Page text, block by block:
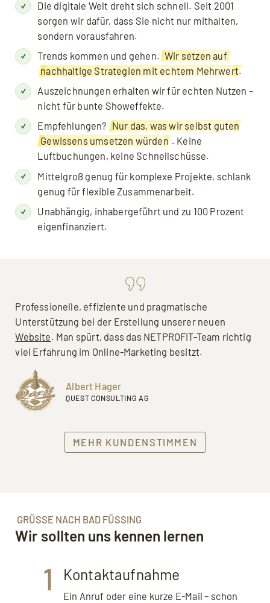
Die digitale Welt dreht sich schnell. Seit 2001
sorgen wir dafür, dass Sie nicht nur mithalten,
sondern vorausfahren.
Trends kommen und gehen. Wir setzen auf
nachhaltige Strategien mit echtem Mehr­wert.
Auszeichnungen erhalten wir für echten Nutzen –
nicht für bunte Showeffekte.
Empfehlungen? Nur das, was wir selbst guten
Gewissens umsetzen würden . Keine
Luftbuchungen, keine Schnellschüsse.
Mittel­groß genug für komplexe Projekte, schlank
genug für flexible Zusammenarbeit.
Unabhängig, inhaber­geführt und zu 100 Prozent
eigenfinanziert.
Professionelle, effiziente und pragmatische
Unterstützung bei der Erstellung unserer neuen
Website. Man spürt, dass das NETPROFIT-Team richtig
viel Erfahrung im Online-Marketing besitzt.
Albert Hager
QUEST CONSULTING AG
MEHR KUNDENSTIMMEN
GRÜSSE NACH BAD FÜSSING
Wir sollten uns kennen lernen
1 Kontaktaufnahme
Ein Anruf oder eine kurze E-Mail – schon